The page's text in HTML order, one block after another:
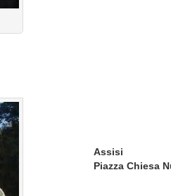
Assisi
Piazza Chiesa